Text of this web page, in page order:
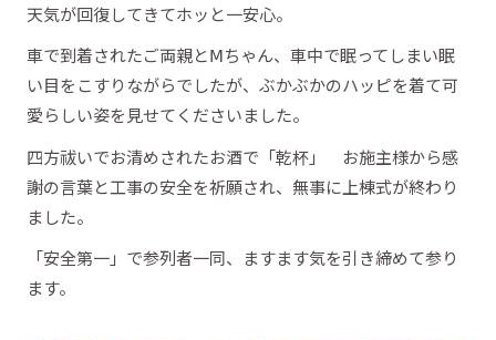
天気が回復してきてホッと一安心。
車で到着されたご両親とⅯちゃん、車中で眠ってしまい眠
い目をこすりながらでしたが、ぶかぶかのハッピを着て可
愛らしい姿を見せてくださいました。
四方祓いでお清めされたお酒で「乾杯」 お施主様から感
謝の言葉と工事の安全を祈願され、無事に上棟式が終わり
ました。
「安全第一」で参列者一同、ますます気を引き締めて参り
ます。